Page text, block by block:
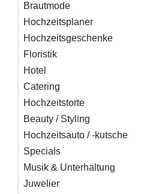
Brautmode
Hochzeitsplaner
Hochzeitsgeschenke
Floristik
Hotel
Catering
Hochzeitstorte
Beauty / Styling
Hochzeitsauto / -kutsche
Specials
Musik & Unterhaltung
Juwelier